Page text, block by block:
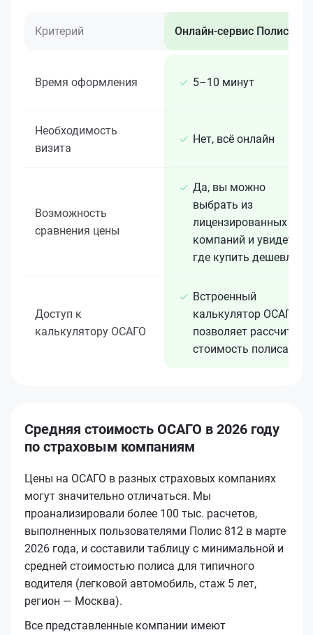
Критерий Онлайн-сервис Полис 812
Время оформления 5–10 минут
Необходимость
визита
Нет, всё онлайн
Возможность
сравнения цены
Да, вы можно
выбрать из
лицензированных 15+
компаний и увидеть,
где купить дешевле
Доступ к
калькулятору ОСАГО
Встроенный
калькулятор ОСАГО
позволяет рассчитать
стоимость полиса
Средняя стоимость ОСАГО в 2026 году
по страховым компаниям
Цены на ОСАГО в разных страховых компаниях
могут значительно отличаться. Мы
проанализировали более 100 тыс. расчетов,
выполненных пользователями Полис 812 в марте
2026 года, и составили таблицу с минимальной и
средней стоимостью полиса для типичного
водителя (легковой автомобиль, стаж 5 лет,
регион — Москва).
Все представленные компании имеют